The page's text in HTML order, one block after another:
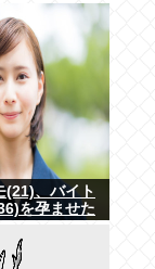
(21)、バイト
を孕ませた